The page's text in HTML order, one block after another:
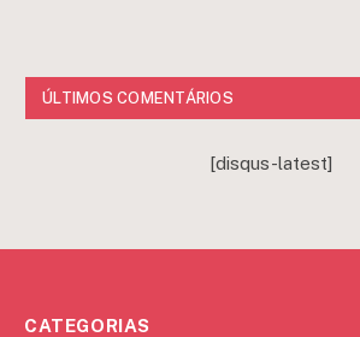
ÚLTIMOS COMENTÁRIOS
[disqus-latest]
CATEGORIAS